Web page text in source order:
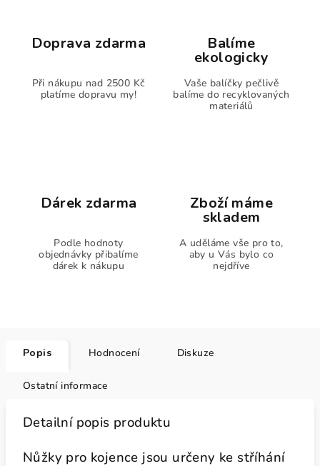
Doprava zdarma
Při nákupu nad 2500 Kč
platíme dopravu my!
Balíme
ekologicky
Vaše balíčky pečlivě
balíme do recyklovaných
materiálů
Dárek zdarma
Podle hodnoty
objednávky přibalíme
dárek k nákupu
Zboží máme
skladem
A uděláme vše pro to,
aby u Vás bylo co
nejdříve
Popis Hodnocení Diskuze
Ostatní informace
Detailní popis produktu
Nůžky pro kojence jsou určeny ke stříhání